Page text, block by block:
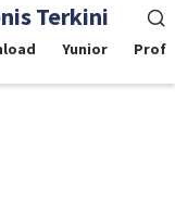
Terkini
Yunior